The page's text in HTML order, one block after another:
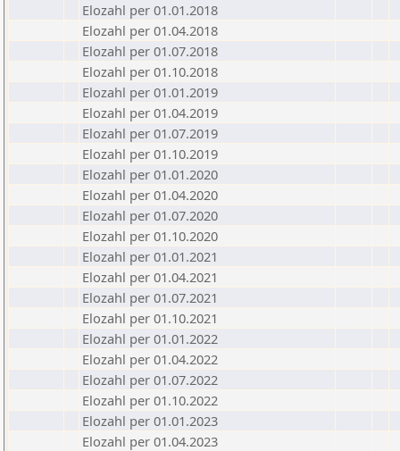
Elozahl per 01.01.2018
Elozahl per 01.04.2018
Elozahl per 01.07.2018
Elozahl per 01.10.2018
Elozahl per 01.01.2019
Elozahl per 01.04.2019
Elozahl per 01.07.2019
Elozahl per 01.10.2019
Elozahl per 01.01.2020
Elozahl per 01.04.2020
Elozahl per 01.07.2020
Elozahl per 01.10.2020
Elozahl per 01.01.2021
Elozahl per 01.04.2021
Elozahl per 01.07.2021
Elozahl per 01.10.2021
Elozahl per 01.01.2022
Elozahl per 01.04.2022
Elozahl per 01.07.2022
Elozahl per 01.10.2022
Elozahl per 01.01.2023
Elozahl per 01.04.2023